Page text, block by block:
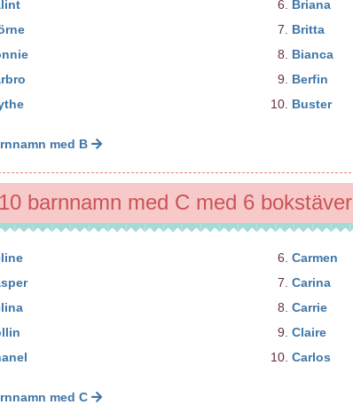
Briana
Britta
Bianca
Berfin
Buster
med B
barnnamn med C med 6 bokstäver
Carmen
Carina
Carrie
Claire
Carlos
med C